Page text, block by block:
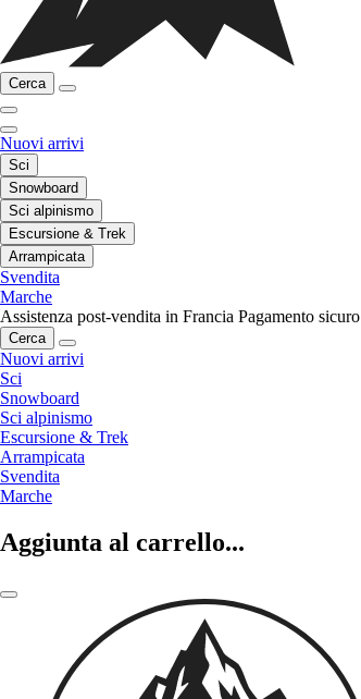
Cerca
Nuovi arrivi
Sci
Snowboard
Sci alpinismo
Escursione & Trek
Arrampicata
Svendita
Marche
Assistenza post-vendita in Francia Pagamento sicuro
Cerca
Nuovi arrivi
Sci
Snowboard
Sci alpinismo
Escursione & Trek
Arrampicata
Svendita
Marche
Aggiunta al carrello...